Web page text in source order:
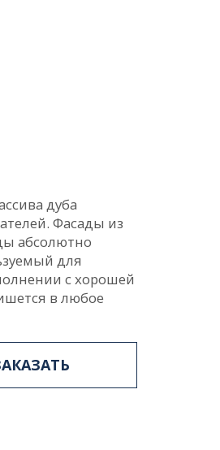
дуба
Фасады из
абсолютно
для
с хорошей
в любое